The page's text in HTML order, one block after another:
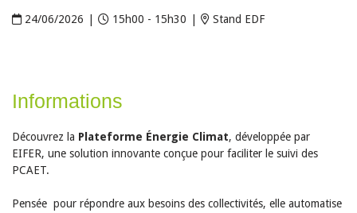
24/06/2026 15h00 - 15h30 Stand EDF
Informations
Découvrez la Plateforme Énergie Climat, développée par
EIFER, une solution innovante conçue pour faciliter le suivi des
PCAET.
Pensée pour répondre aux besoins des collectivités, elle automatise